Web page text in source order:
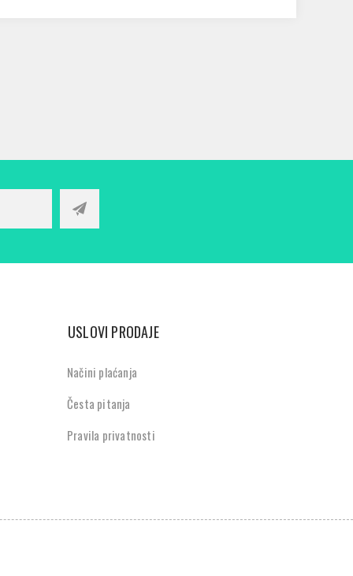
USLOVI PRODAJE
Načini plaćanja
Česta pitanja
Pravila privatnosti